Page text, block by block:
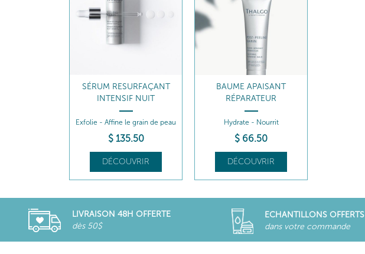
SÉRUM RESURFAÇANT
INTENSIF NUIT
Exfolie - Affine le grain de peau
$ 135.50
DÉCOUVRIR
BAUME APAISANT
RÉPARATEUR
Hydrate - Nourrit
$ 66.50
DÉCOUVRIR
LIVRAISON 48H OFFERTE
dès 50$
ECHANTILLONS OFFERTS
dans votre commande